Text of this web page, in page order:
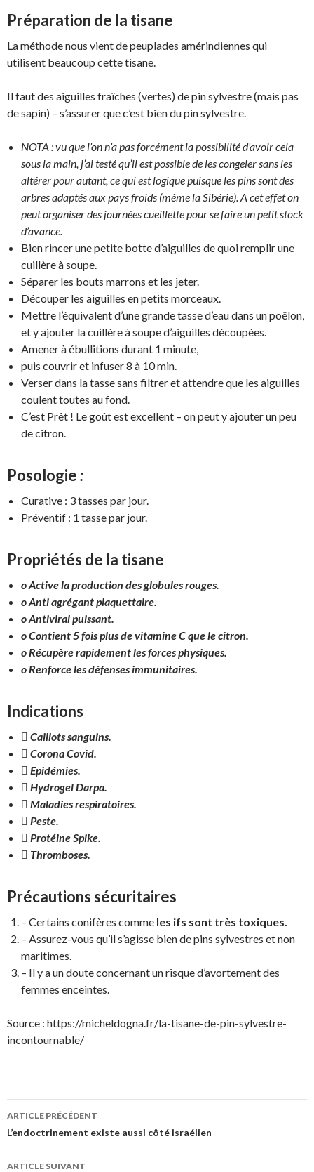
Préparation de la tisane
La méthode nous vient de peuplades amérindiennes qui
utilisent beaucoup cette tisane.
Il faut des aiguilles fraîches (vertes) de pin sylvestre (mais pas
de sapin) – s’assurer que c’est bien du pin sylvestre.
NOTA : vu que l’on n’a pas forcément la possibilité d’avoir cela
sous la main, j’ai testé qu’il est possible de les congeler sans les
altérer pour autant, ce qui est logique puisque les pins sont des
arbres adaptés aux pays froids (même la Sibérie). A cet effet on
peut organiser des journées cueillette pour se faire un petit stock
d’avance.
Bien rincer une petite botte d’aiguilles de quoi remplir une
cuillère à soupe.
Séparer les bouts marrons et les jeter.
Découper les aiguilles en petits morceaux.
Mettre l’équivalent d’une grande tasse d’eau dans un poêlon,
et y ajouter la cuillère à soupe d’aiguilles découpées.
Amener à ébullitions durant 1 minute,
puis couvrir et infuser 8 à 10 min.
Verser dans la tasse sans filtrer et attendre que les aiguilles
coulent toutes au fond.
C’est Prêt ! Le goût est excellent – on peut y ajouter un peu
de citron.
Posologie:
Curative : 3 tasses par jour.
Préventif : 1 tasse par jour.
Propriétés de la tisane
o Active la production des globules rouges.
o Anti agrégant plaquettaire.
o Antiviral puissant.
o Contient 5 fois plus de vitamine C que le citron.
o Récupère rapidement les forces physiques.
o Renforce les défenses immunitaires.
Indications
 Caillots sanguins.
 Corona Covid.
 Epidémies.
 Hydrogel Darpa.
 Maladies respiratoires.
 Peste.
 Protéine Spike.
 Thromboses.
Précautions sécuritaires
– Certains conifères comme les ifs sont très toxiques.
– Assurez-vous qu’il s’agisse bien de pins sylvestres et non
maritimes.
– Il y a un doute concernant un risque d’avortement des
femmes enceintes.
Source : https://micheldogna.fr/la-tisane-de-pin-sylvestre-
incontournable/
Navigation
des
articles
ARTICLE PRÉCÉDENT
L’endoctrinement existe aussi côté israélien
ARTICLE SUIVANT